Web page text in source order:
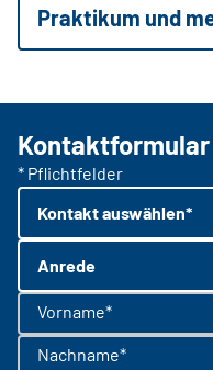
Praktikum und
Kontaktformular
* Pflichtfelder
Kontakt auswählen*
Anrede
Vorname*
Nachname*